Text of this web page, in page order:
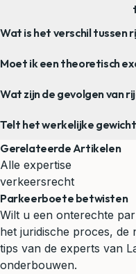
Wat is het verschil tussen
Moet ik een theoretisch
Wat zijn de gevolgen van
Telt het werkelijke
Gerelateerde Artikelen
Alle expertise
verkeersrecht
Parkeerboete betwisten
Wilt u een onterechte
het juridische proces, de
tips van de experts van
onderbouwen.